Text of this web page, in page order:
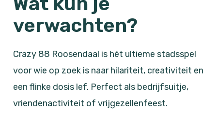
verwachten?
Crazy 88 Roosendaal is hét ultieme stadsspel
voor wie op zoek is naar hilariteit, creativiteit en
een flinke dosis lef. Perfect als bedrijfsuitje,
vriendenactiviteit of vrijgezellenfeest.